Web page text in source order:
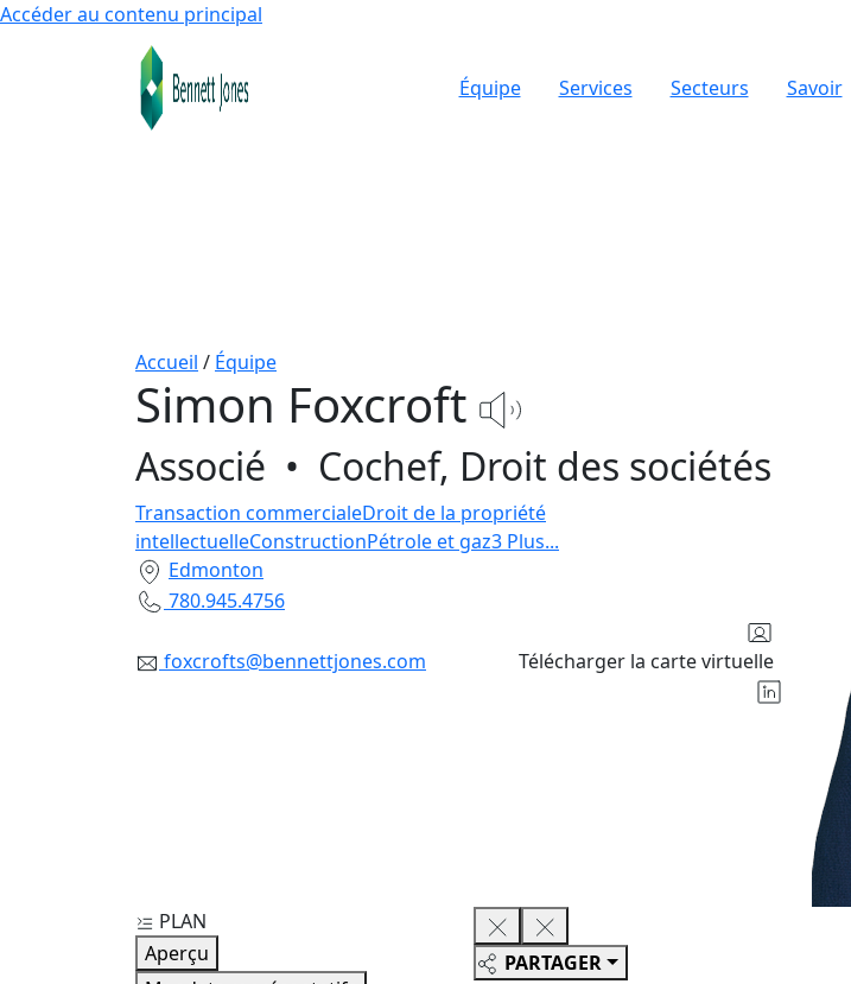
Accéder au contenu principal
Équipe Services Secteurs Savoir
Accueil / Équipe
Simon Foxcroft
Associé • Cochef, Droit des sociétés
Transaction commercialeDroit de la propriété
intellectuelleConstructionPétrole et gaz3 Plus...
Edmonton
780.945.4756
foxcrofts@bennettjones.com Télécharger la carte virtuelle
PLAN
Aperçu
PARTAGER